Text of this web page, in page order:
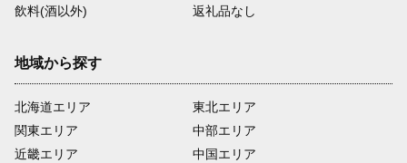
飲料(酒以外)
返礼品なし
地域から探す
北海道エリア
関東エリア
近畿エリア
東北エリア
中部エリア
中国エリア